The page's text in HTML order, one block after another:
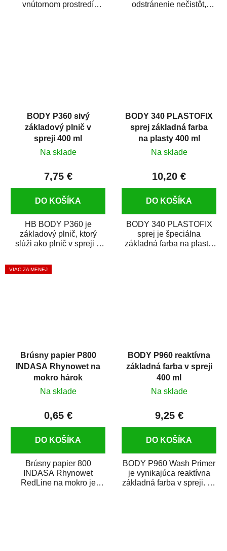
vnútornom prostredí
odstránenie nečistôt,
BODY P360 sivý
základový plnič v
spreji 400 ml
Na sklade
7,75 €
DO KOŠÍKA
HB BODY P360 je
základový plnič, ktorý
slúži ako plnič v spreji a
zároveň. HB BODY...
BODY 340 PLASTOFIX
sprej základná farba
na plasty 400 ml
Na sklade
10,20 €
DO KOŠÍKA
BODY 340 PLASTOFIX
sprej je špeciálna
základná farba na plasty,
VIAC ZA MENEJ
Brúsny papier P800
INDASA Rhynowet na
mokro hárok
Na sklade
0,65 €
DO KOŠÍKA
Brúsny papier 800
INDASA Rhynowet
RedLine na mokro je
BODY P960 reaktívna
základná farba v spreji
400 ml
Na sklade
9,25 €
DO KOŠÍKA
BODY P960 Wash Primer
je vynikajúca reaktívna
základná farba v spreji. Je